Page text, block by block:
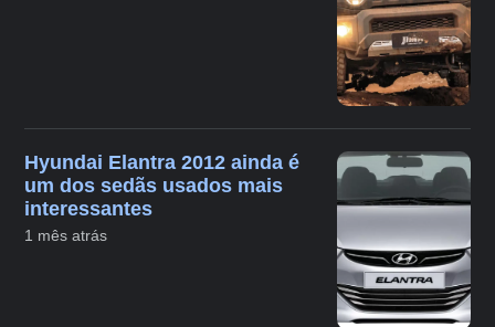
Hyundai Elantra 2012 ainda é
um dos sedãs usados mais
interessantes
1 mês atrás